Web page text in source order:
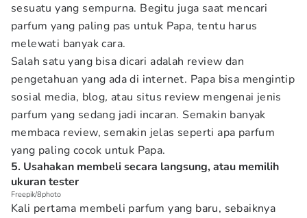
sesuatu yang sempurna. Begitu juga saat mencari
parfum yang paling pas untuk Papa, tentu harus
melewati banyak cara.
Salah satu yang bisa dicari adalah review dan
pengetahuan yang ada di internet. Papa bisa mengintip
sosial media, blog, atau situs review mengenai jenis
parfum yang sedang jadi incaran. Semakin banyak
membaca review, semakin jelas seperti apa parfum
yang paling cocok untuk Papa.
5. Usahakan membeli secara langsung, atau memilih
ukuran tester
Freepik/8photo
Kali pertama membeli parfum yang baru, sebaiknya